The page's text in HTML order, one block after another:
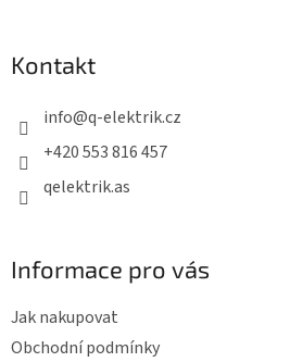
p
aKontakt
info@q-elektrik.cz
+420 553 816 457
qelektrik.as
Informace pro vás
Jak nakupovat
Obchodní podmínky